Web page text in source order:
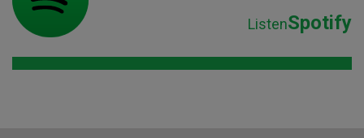
ListenSpotify